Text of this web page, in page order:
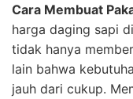
Cara Membuat
harga daging sapi
tidak hanya
lain bahwa
jauh dari cukup.